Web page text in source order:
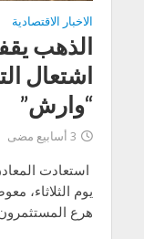
الاخبار الاقتصادية
اشتعال
“وارش”
3 أسابيع مضى
استعادت
يوم الثلاثاء،
هرع المستثمرون